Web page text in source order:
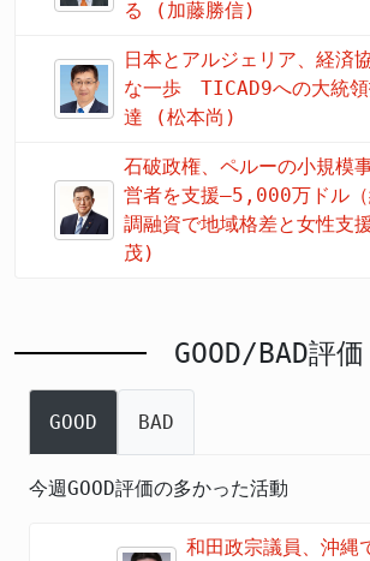
る (加藤勝信)
日本とアルジェリア、経済
な一歩 TICAD9への大統領
達 (松本尚)
石破政権、ペルーの小規模
営者を支援—5,000万ドル
調融資で地域格差と女性支
茂)
GOOD/BAD評価
GOOD BAD
今週GOOD評価の多かった活動
和田政宗議員、沖縄